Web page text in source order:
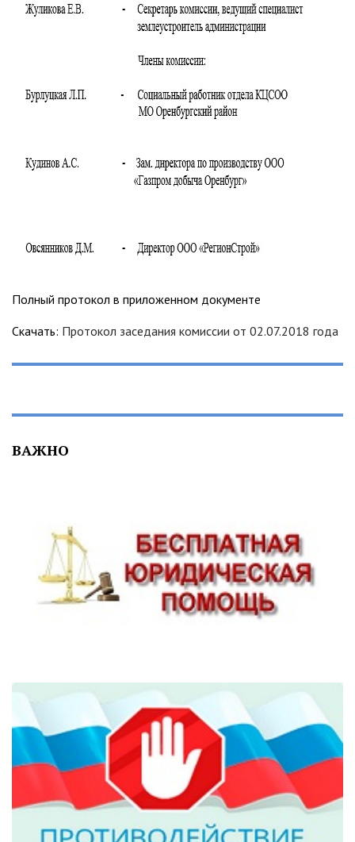
Полный протокол в приложенном документе
Скачать: Протокол заседания комиссии от 02.07.2018 года
ВАЖНО